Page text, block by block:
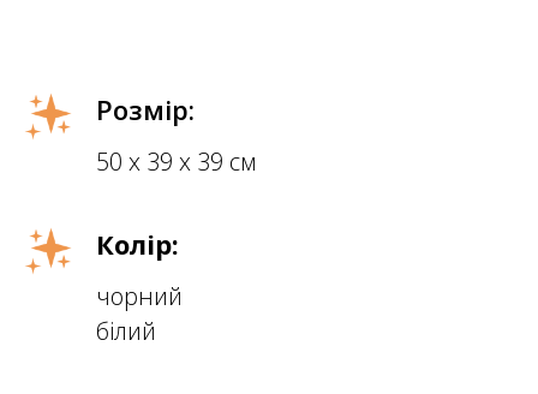
Розмір:
50 х 39 х 39 см
Колір:
чорний
білий